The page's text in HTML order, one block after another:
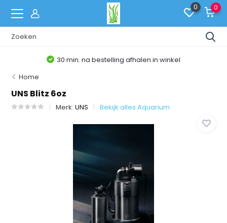
0 0
30 min. na bestelling afhalen in winkel
Home
UNS Blitz 6oz
Merk:UNS Bekijk alles Aquarium